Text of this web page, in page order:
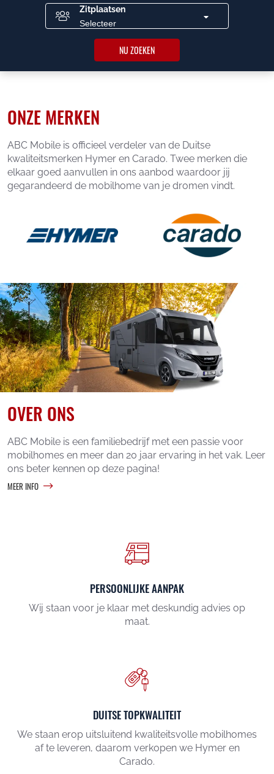
Zitplaatsen
NU ZOEKEN
ONZE MERKEN
ABC Mobile is officieel verdeler van de Duitse
kwaliteitsmerken Hymer en Carado. Twee merken die
elkaar goed aanvullen in ons aanbod waardoor jij
gegarandeerd de mobilhome van je dromen vindt.
OVER ONS
ABC Mobile is een familiebedrijf met een passie voor
mobilhomes en meer dan 20 jaar ervaring in het vak. Leer
ons beter kennen op deze pagina!
MEER INFO
PERSOONLIJKE AANPAK
Wij staan voor je klaar met deskundig advies op
maat.
DUITSE TOPKWALITEIT
We staan erop uitsluitend kwaliteitsvolle mobilhomes
af te leveren, daarom verkopen we Hymer en
Carado.